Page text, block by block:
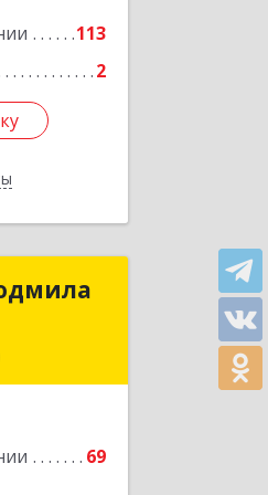
113
2
Подробнее
69
Подробнее